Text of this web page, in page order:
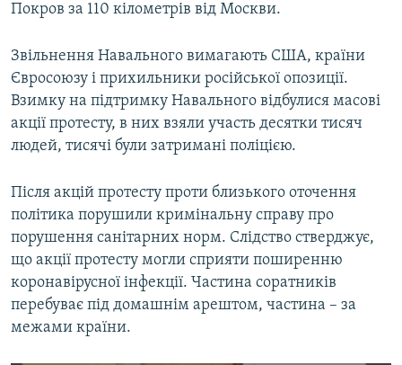
Покров за 110 кілометрів від Москви.
Звільнення Навального вимагають США, країни
Євросоюзу і прихильники російської опозиції.
Взимку на підтримку Навального відбулися масові
акції протесту, в них взяли участь десятки тисяч
людей, тисячі були затримані поліцією.
Після акцій протесту проти близького оточення
політика порушили кримінальну справу про
порушення санітарних норм. Слідство стверджує,
що акції протесту могли сприяти поширенню
коронавірусної інфекції. Частина соратників
перебуває під домашнім арештом, частина – за
межами країни.